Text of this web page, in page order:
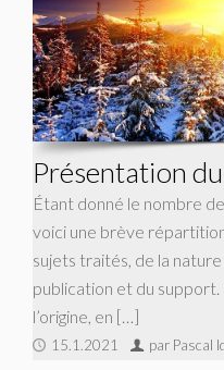
Présentation
Étant donné le nombre
voici une brève
sujets traités, de la
publication et du
l’origine, en […]
15.1.2021 par Pascal